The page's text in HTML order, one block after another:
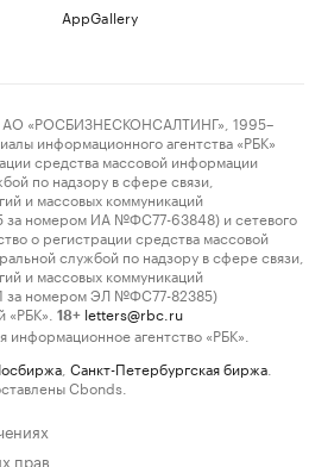
AppGallery
«РОСБИЗНЕСКОНСАЛТИНГ», 1995–
информационного агентства «РБК»
средства массовой информации
по надзору в сфере связи,
и массовых коммуникаций
за номером ИА №ФС77-63848) и сетевого
о регистрации средства массовой
службой по надзору в сфере связи,
и массовых коммуникаций
за номером ЭЛ №ФС77-82385)
18+ letters@rbc.ru
информационное агентство «РБК».
Санкт-Петербургская биржа
Cbonds.
прав